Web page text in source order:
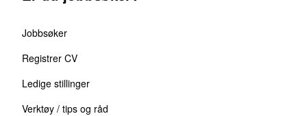
Jobbsøker
Registrer CV
Ledige stillinger
Verktøy / tips og råd